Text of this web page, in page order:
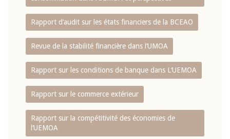
Rapport d‘audit sur les états financiers de la BCEAO
Revue de la stabilité financière dans l‘UMOA
Rapport sur les conditions de banque dans L‘UEMOA
Rapport sur le commerce extérieur
Rapport sur la compétitivité des économies de
l‘UEMOA